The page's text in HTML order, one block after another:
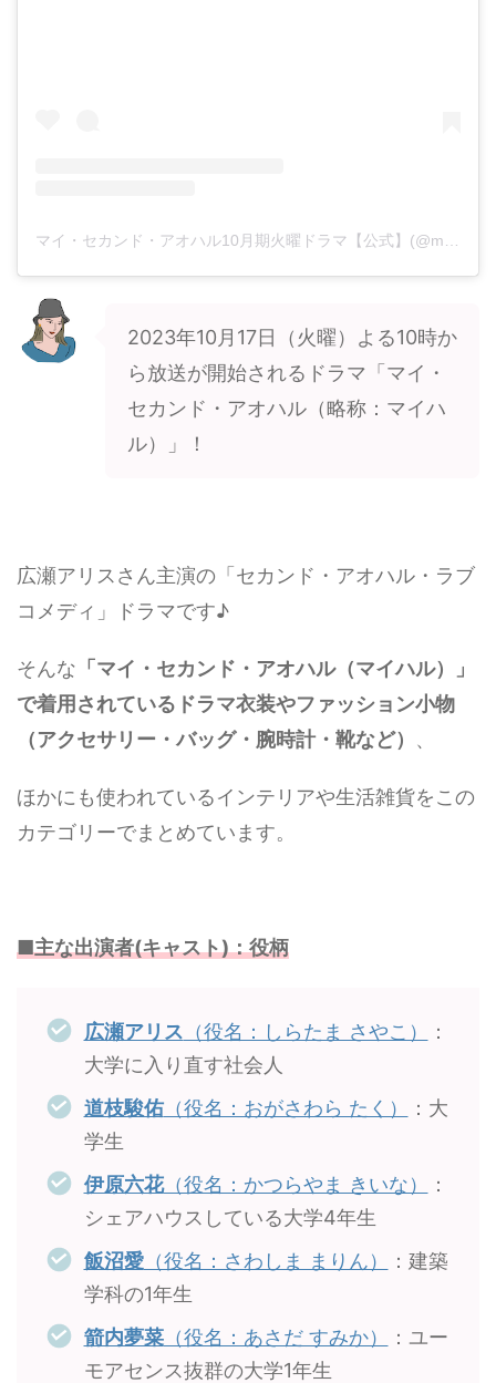
マイ・セカンド・アオハル10月期火曜ドラマ【公式】(@myharu_tbs)がシェアした投稿
2023年10月17日（火曜）よる10時か
ら放送が開始されるドラマ「マイ・
セカンド・アオハル（略称：マイハ
ル）」！
広瀬アリスさん主演の「セカンド・アオハル・ラブ
コメディ」ドラマです♪
そんな 「マイ・セカンド・アオハル（マイハル）」
で着用されているドラマ衣装やファッション小物
（アクセサリー・バッグ・腕時計・靴など） 、
ほかにも使われているインテリアや生活雑貨をこの
カテゴリーでまとめています。
■主な出演者(キャスト)：役柄
広瀬アリス （役名：しらたま さやこ）
：
大学に入り直す社会人
道枝駿佑（役名：おがさわら たく）
：大
学生
伊原六花（役名：かつらやま きいな）
：
シェアハウスしている大学4年生
飯沼愛（役名：さわしま まりん）
：建築
学科の1年生
箭内夢菜（役名：あさだ すみか）
：ユー
モアセンス抜群の大学1年生